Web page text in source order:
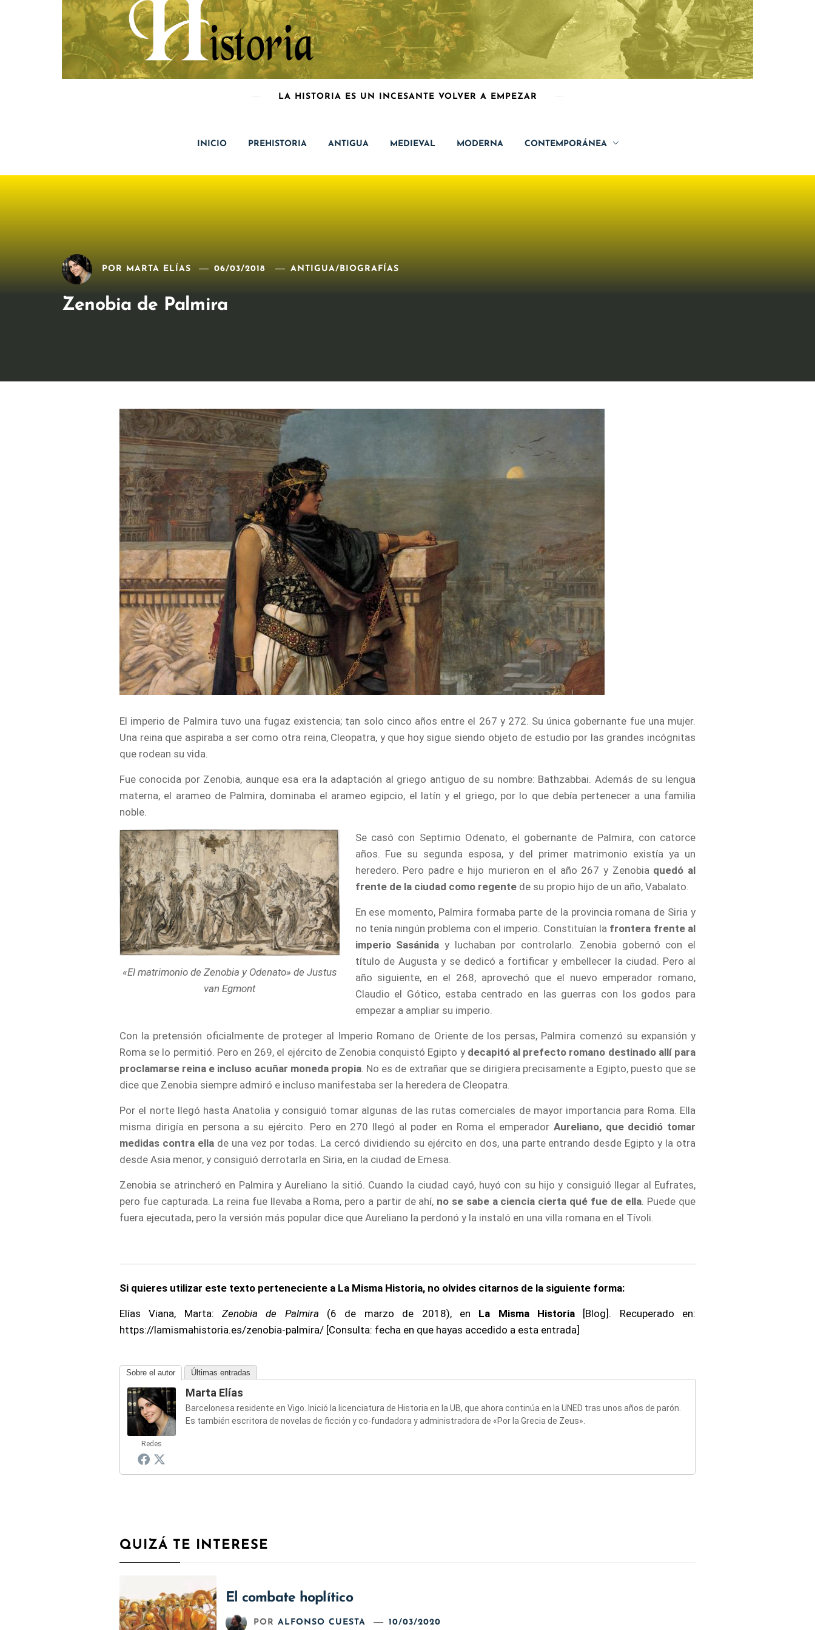
LA HISTORIA ES UN INCESANTE VOLVER A EMPEZAR
INICIO PREHISTORIA ANTIGUA MEDIEVAL MODERNA CONTEMPORÁNEA
POR MARTA ELÍAS 06/03/2018 ANTIGUA/ BIOGRAFÍAS
Zenobia de Palmira
El imperio de Palmira tuvo una fugaz existencia; tan solo cinco años entre el 267 y 272. Su única gobernante fue una mujer.
Una reina que aspiraba a ser como otra reina, Cleopatra, y que hoy sigue siendo objeto de estudio por las grandes incógnitas
que rodean su vida.
Fue conocida por Zenobia, aunque esa era la adaptación al griego antiguo de su nombre: Bathzabbai. Además de su lengua
materna, el arameo de Palmira, dominaba el arameo egipcio, el latín y el griego, por lo que debía pertenecer a una familia
noble.
«El matrimonio de Zenobia y Odenato» de Justus
van Egmont
Se casó con Septimio Odenato, el gobernante de Palmira, con catorce
años. Fue su segunda esposa, y del primer matrimonio existía ya un
heredero. Pero padre e hijo murieron en el año 267 y Zenobia quedó al
frente de la ciudad como regente de su propio hijo de un año, Vabalato.
En ese momento, Palmira formaba parte de la provincia romana de Siria y
no tenía ningún problema con el imperio. Constituían la frontera frente al
imperio Sasánida y luchaban por controlarlo. Zenobia gobernó con el
título de Augusta y se dedicó a fortificar y embellecer la ciudad. Pero al
año siguiente, en el 268, aprovechó que el nuevo emperador romano,
Claudio el Gótico, estaba centrado en las guerras con los godos para
empezar a ampliar su imperio.
Con la pretensión oficialmente de proteger al Imperio Romano de Oriente de los persas, Palmira comenzó su expansión y
Roma se lo permitió. Pero en 269, el ejército de Zenobia conquistó Egipto y decapitó al prefecto romano destinado allí para
proclamarse reina e incluso acuñar moneda propia. No es de extrañar que se dirigiera precisamente a Egipto, puesto que se
dice que Zenobia siempre admiró e incluso manifestaba ser la heredera de Cleopatra.
Por el norte llegó hasta Anatolia y consiguió tomar algunas de las rutas comerciales de mayor importancia para Roma. Ella
misma dirigía en persona a su ejército. Pero en 270 llegó al poder en Roma el emperador Aureliano, que decidió tomar
medidas contra ellade una vez por todas. La cercó dividiendo su ejército en dos, una parte entrando desde Egipto y la otra
desde Asia menor, y consiguió derrotarla en Siria, en la ciudad de Emesa.
Zenobia se atrincheró en Palmira y Aureliano la sitió. Cuando la ciudad cayó, huyó con su hijo y consiguió llegar al Eufrates,
pero fue capturada. La reina fue llevaba a Roma, pero a partir de ahí, no se sabe a ciencia cierta qué fue de ella. Puede que
fuera ejecutada, pero la versión más popular dice que Aureliano la perdonó y la instaló en una villa romana en el Tívoli.
Si quieres utilizar este texto perteneciente a La Misma Historia, no olvides citarnos de la siguiente forma:
Elías Viana, Marta:Zenobia de Palmira (6 de marzo de 2018), en La Misma Historia[Blog]. Recuperado en:
https://lamismahistoria.es/zenobia-palmira/ [Consulta: fecha en que hayas accedido a esta entrada]
Sobre el autor Últimas entradas
Redes
Marta Elías
Barcelonesa residente en Vigo. Inició la licenciatura de Historia en la UB, que ahora continúa en la UNED tras unos años de parón.
Es también escritora de novelas de ficción y co-fundadora y administradora de «Por la Grecia de Zeus».
QUIZÁ TE INTERESE
El combate hoplítico
POR ALFONSO CUESTA 10/03/2020